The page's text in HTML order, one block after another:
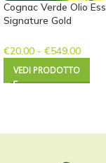
Cognac Verde Olio
Signature Gold
€20.00 - €549.00
VEDI PRODOTTO